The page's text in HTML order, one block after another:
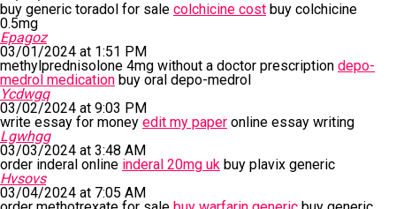
buy generic toradol for sale colchicine cost buy colchicine
0.5mg
Epagoz
03/01/2024 at 1:51 PM
methylprednisolone 4mg without a doctor prescription depo-
medrol medication buy oral depo-medrol
Ycdwgq
03/02/2024 at 9:03 PM
write essay for money edit my paper online essay writing
Lgwhgg
03/03/2024 at 3:48 AM
order inderal online inderal 20mg uk buy plavix generic
Hvsovs
03/04/2024 at 7:05 AM